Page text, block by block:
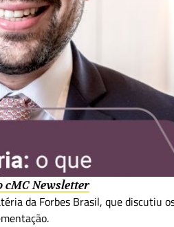
cMC Newsletter
da Forbes Brasil, que discutiu